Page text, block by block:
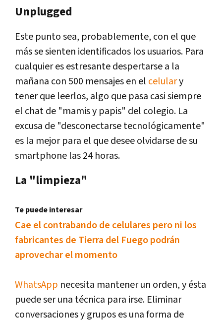
Unplugged
Este punto sea, probablemente, con el que
más se sienten identificados los usuarios. Para
cualquier es estresante despertarse a la
mañana con 500 mensajes en el celulary
tener que leerlos, algo que pasa casi siempre
el chat de "mamis y papis" del colegio. La
excusa de "desconectarse tecnológicamente"
es la mejor para el que desee olvidarse de su
smartphone las 24 horas.
La "limpieza"
Te puede interesar
Cae el contrabando de celulares pero ni los
fabricantes de Tierra del Fuego podrán
aprovechar el momento
WhatsApp necesita mantener un orden, y ésta
puede ser una técnica para irse. Eliminar
conversaciones y grupos es una forma de